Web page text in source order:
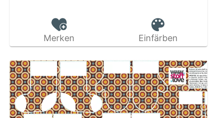
Merken Einfärben